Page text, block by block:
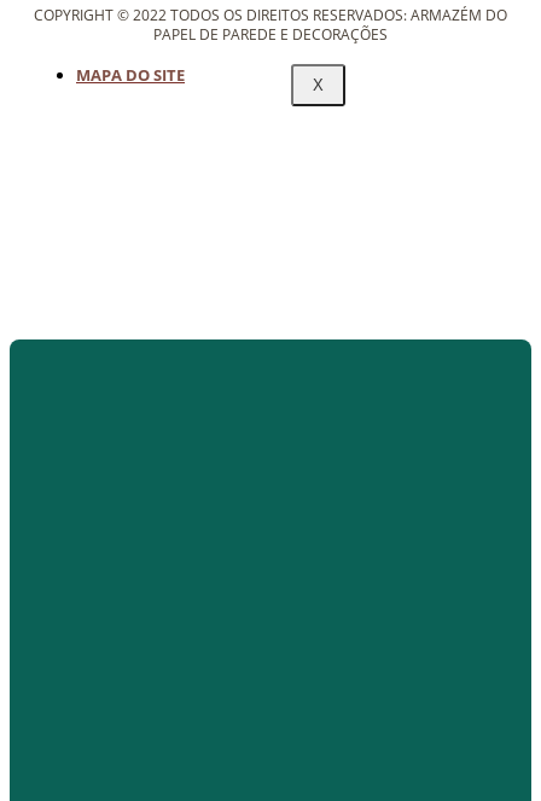
X
COPYRIGHT © 2022 TODOS OS DIREITOS RESERVADOS: ARMAZÉM DO
PAPEL DE PAREDE E DECORAÇÕES
MAPA DO SITE